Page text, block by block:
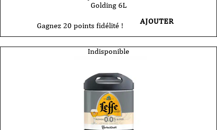
Golding 6L
Gagnez 20 points fidélité ! AJOUTER
Indisponible